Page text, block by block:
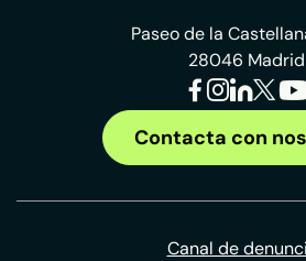
Paseo de la
28046 Madrid
Contacta con
Canal de